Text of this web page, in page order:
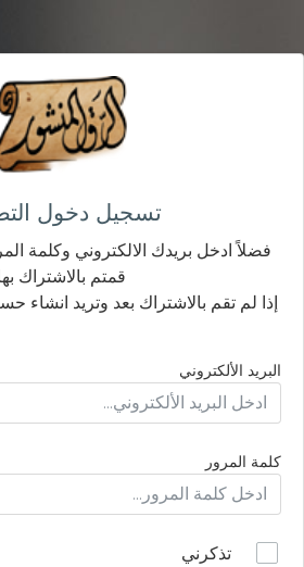
تسجيل دخول
فضلاً ادخل بريدك الالكتروني وكلمة
قمتم بالاشتراك
إذا لم تقم بالاشتراك بعد وتريد
البريد الألكتروني
كلمة المرور
تذكرني